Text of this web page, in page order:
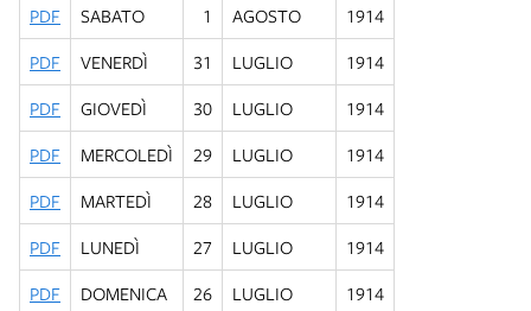
PDF
SABATO 1 AGOSTO
1914
PDF
VENERDÌ 31 LUGLIO
1914
PDF
GIOVEDÌ 30 LUGLIO
1914
PDF
MERCOLEDÌ 29 LUGLIO
1914
PDF
MARTEDÌ 28 LUGLIO
1914
PDF
LUNEDÌ 27 LUGLIO
1914
PDF
DOMENICA 26 LUGLIO
1914